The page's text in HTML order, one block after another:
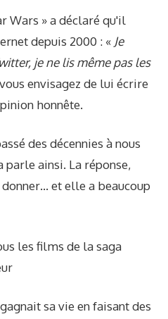
Wars » a déclaré qu'il
depuis 2000 : « Je
je ne lis même pas les
vous envisagez de lui écrire
honnête.
des décennies à nous
parle ainsi. La réponse,
et elle a beaucoup
les films de la saga
sa vie en faisant des